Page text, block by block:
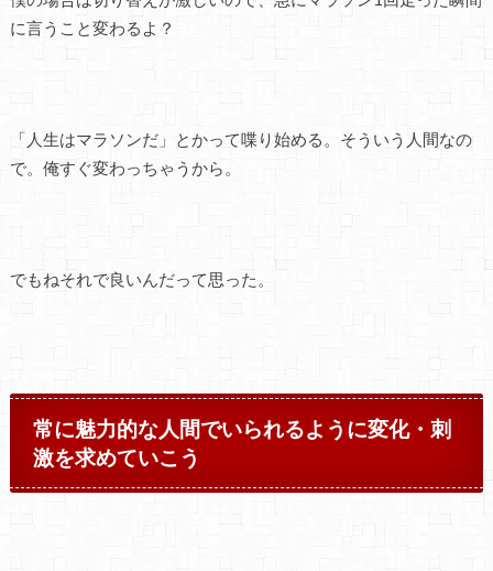
に言うこと変わるよ？
「人生はマラソンだ」とかって喋り始める。そういう人間なの
で。俺すぐ変わっちゃうから。
でもねそれで良いんだって思った。
常に魅力的な人間でいられるように変化・刺
激を求めていこう